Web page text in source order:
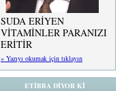
SUDA ERİYEN
VİTAMİNLER PARANIZI
ERİTİR
» Yazıyı okumak için tıklayın
ETİBBA DİYOR Kİ